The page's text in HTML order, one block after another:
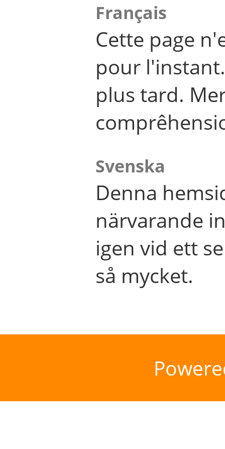
Français
Cette page
pour
plus tard.
Svenska
Denna
närvarande
igen vid ett
så mycket.